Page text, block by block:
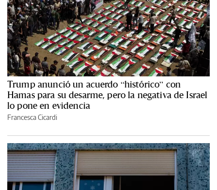
Trump anunció un acuerdo “histórico” con
Hamas para su desarme, pero la negativa de Israel
lo pone en evidencia
Francesca Cicardi